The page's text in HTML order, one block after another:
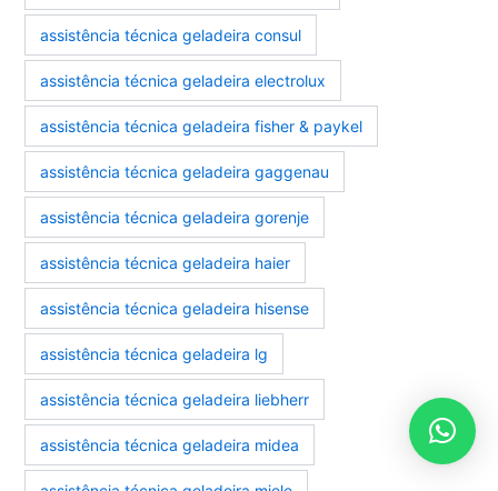
assistência técnica geladeira consul
assistência técnica geladeira electrolux
assistência técnica geladeira fisher & paykel
assistência técnica geladeira gaggenau
assistência técnica geladeira gorenje
assistência técnica geladeira haier
assistência técnica geladeira hisense
assistência técnica geladeira lg
assistência técnica geladeira liebherr
assistência técnica geladeira midea